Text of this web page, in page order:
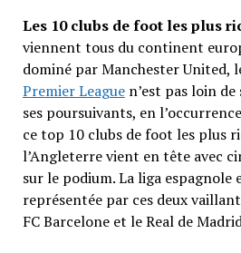
Les 10 clubs de foot les plus
viennent tous du continent
dominé par Manchester United,
Premier Leaguen’est pas loin
ses poursuivants, en
ce top 10 clubs de foot les plus
l’Angleterre vient en tête avec
sur le podium. La liga espagnole
représentée par ces deux
FC Barcelone et le Real de